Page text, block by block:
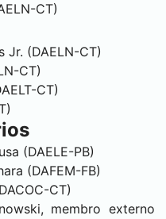
CT)
Jr. (DAELN-CT)
CT)
CT)
(DAELE-PB)
(DAFEM-FB)
CT)
membro externo